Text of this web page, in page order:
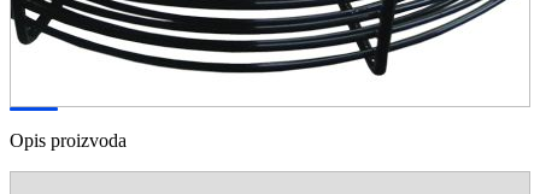
Opis proizvoda